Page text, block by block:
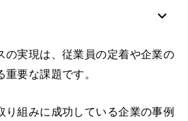
の実現は、従業員の定着や企業の
要な課題です。
り組みに成功している企業の事例